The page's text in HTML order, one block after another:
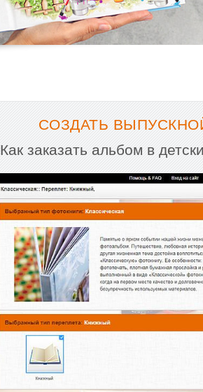
СОЗДАТЬ
Как заказать альбом в